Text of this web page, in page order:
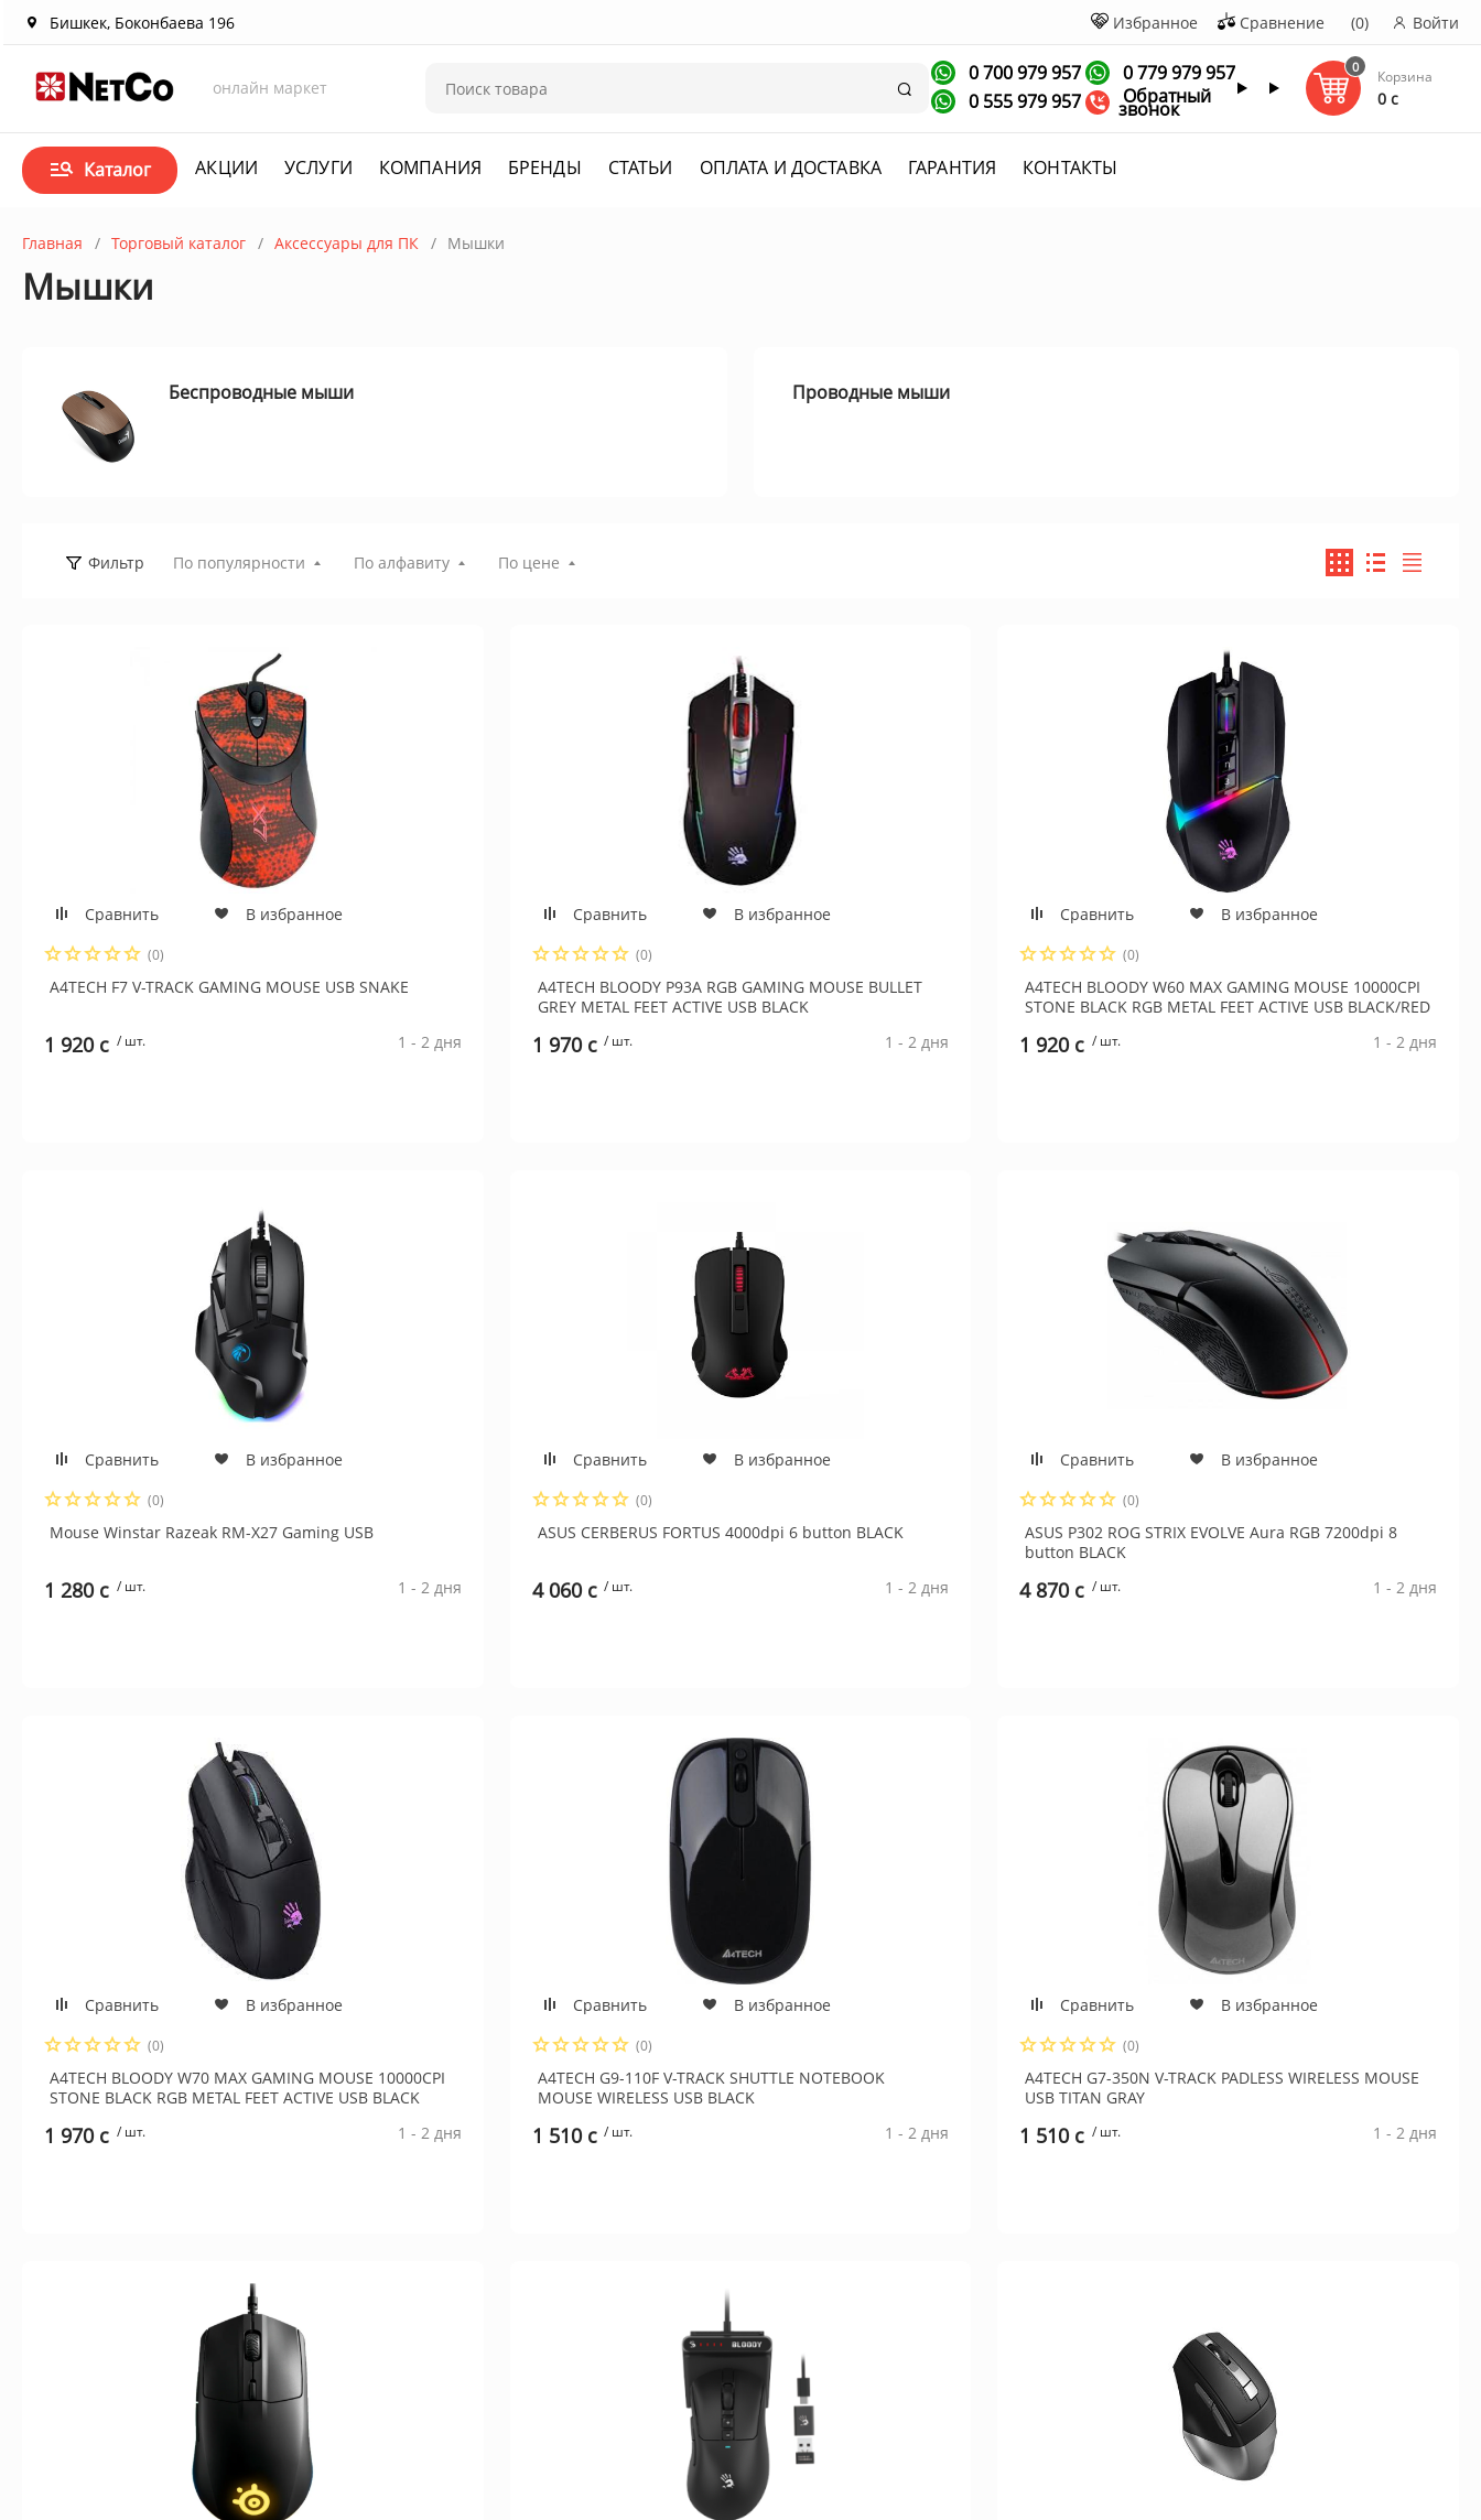
Бишкек, Боконбаева 196 Избранное Сравнение (0) Войти
онлайн маркет Поиск
0 700 979 957
0 555 979 957
0 779 979 957
Обратный
звонок
0
Корзина
0 c
Каталог АКЦИИ УСЛУГИ КОМПАНИЯ БРЕНДЫ СТАТЬИ ОПЛАТА И ДОСТАВКА ГАРАНТИЯ КОНТАКТЫ
Главная Торговый каталог Аксессуары для ПК Мышки
Мышки
Беспроводные мыши Проводные мыши
Фильтр По популярности По алфавиту По цене
Сравнить В избранное
(0)
A4TECH F7 V-TRACK GAMING MOUSE USB SNAKE
1 920 c / шт. 1 - 2 дня
Сравнить В избранное
(0)
A4TECH BLOODY P93A RGB GAMING MOUSE BULLET
GREY METAL FEET ACTIVE USB BLACK
1 970 c / шт. 1 - 2 дня
Сравнить В избранное
(0)
A4TECH BLOODY W60 MAX GAMING MOUSE 10000CPI
STONE BLACK RGB METAL FEET ACTIVE USB BLACK/RED
1 920 c / шт. 1 - 2 дня
Сравнить В избранное
(0)
Mouse Winstar Razeak RM-X27 Gaming USB
1 280 c / шт. 1 - 2 дня
Сравнить В избранное
(0)
ASUS CERBERUS FORTUS 4000dpi 6 button BLACK
4 060 c / шт. 1 - 2 дня
Сравнить В избранное
(0)
ASUS P302 ROG STRIX EVOLVE Aura RGB 7200dpi 8
button BLACK
4 870 c / шт. 1 - 2 дня
Сравнить В избранное
(0)
A4TECH BLOODY W70 MAX GAMING MOUSE 10000CPI
STONE BLACK RGB METAL FEET ACTIVE USB BLACK
1 970 c / шт. 1 - 2 дня
Сравнить В избранное
(0)
A4TECH G9-110F V-TRACK SHUTTLE NOTEBOOK
MOUSE WIRELESS USB BLACK
1 510 c / шт. 1 - 2 дня
Сравнить В избранное
(0)
A4TECH G7-350N V-TRACK PADLESS WIRELESS MOUSE
USB TITAN GRAY
1 510 c / шт. 1 - 2 дня